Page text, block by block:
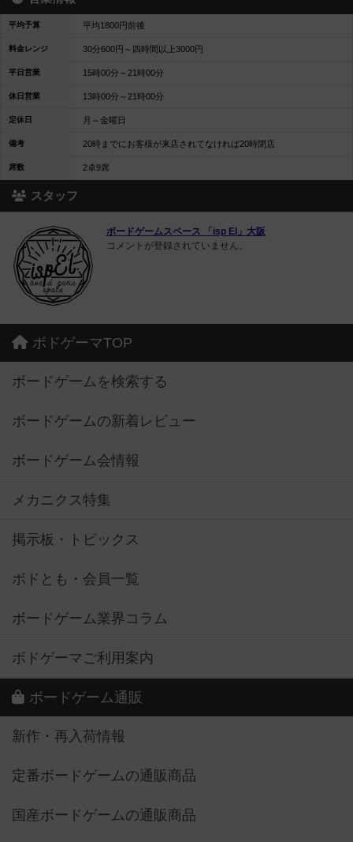
平均予算 平均1800円前後
料金レンジ 30分600円～四時間以上3000円
平日営業 15時00分～21時00分
休日営業 13時00分～21時00分
定休日 月～金曜日
備考 20時までにお客様が来店されてなければ20時閉店
席数 2卓9席
スタッフ
ボードゲームスペース 「isp El」大阪
コメントが登録されていません。
ボドゲーマTOP
ボードゲームを検索する
ボードゲームの新着レビュー
ボードゲーム会情報
メカニクス特集
掲示板・トピックス
ボドとも・会員一覧
ボードゲーム業界コラム
ボドゲーマご利用案内
ボードゲーム通販
新作・再入荷情報
定番ボードゲームの通販商品
国産ボードゲームの通販商品